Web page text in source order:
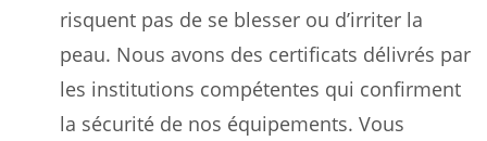
risquent pas de se blesser ou d’irriter la
peau. Nous avons des certificats délivrés par
les institutions compétentes qui confirment
la sécurité de nos équipements. Vous